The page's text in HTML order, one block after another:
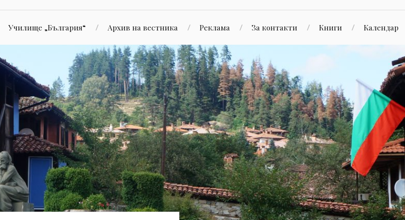
Училище „България“ Aрхив на вестника Реклама За контакти Книги Календар